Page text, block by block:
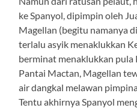
ke Spanyol, dipimpin oleh
Magellan (begitu namanya
terlalu asyik menaklukkan
berminat menaklukkan pula
Pantai Mactan, Magellan
air dangkal melawan
Tentu akhirnya Spanyol